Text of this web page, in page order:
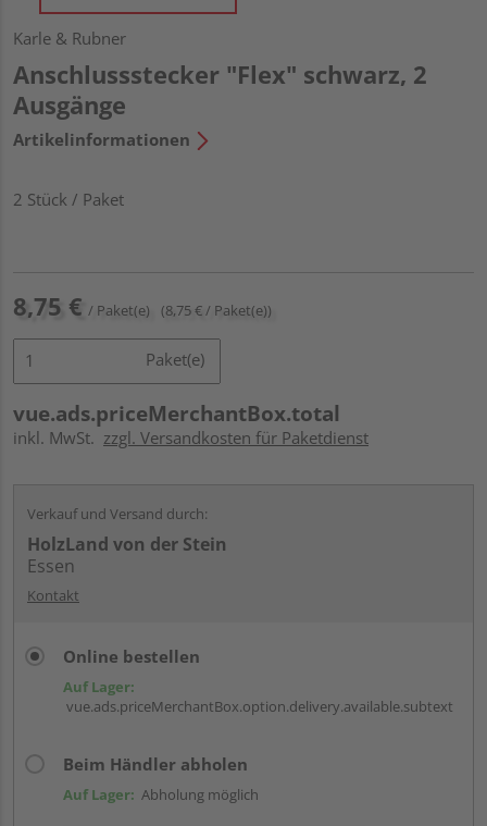
Karle & Rubner
Anschlussstecker "Flex" schwarz, 2
Ausgänge
Artikelinformationen
2 Stück / Paket
8,75 € / Paket(e) (8,75 € / Paket(e))
Paket(e)
vue.ads.priceMerchantBox.total
inkl. MwSt. zzgl. Versandkosten für Paketdienst
Verkauf und Versand durch:
HolzLand von der Stein
Essen
Kontakt
Online bestellen
Auf Lager:
vue.ads.priceMerchantBox.option.delivery.available.subtext
Beim Händler abholen
Auf Lager: Abholung möglich